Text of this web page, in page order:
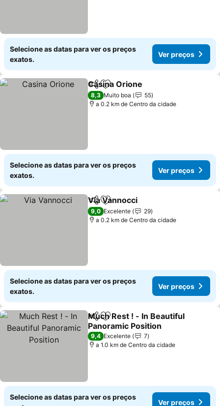
Selecione as datas para ver os preços
exatos.
Ver preços
PartilharAdicionar aos favoritos
Casina Orione
8,3 Muito boa
55
a 0.2 km de Centro da cidade
Selecione as datas para ver os preços
exatos.
Ver preços
PartilharAdicionar aos favoritos
Via Vannocci
9,0 Excelente
29
a 0.2 km de Centro da cidade
Selecione as datas para ver os preços
exatos.
Ver preços
PartilharAdicionar aos favoritos
Much Rest ! - In Beautiful
Panoramic Position
Ver preços
9,4 Excelente
7
a 1.0 km de Centro da cidade
Selecione as datas para ver os preços
Ver preços